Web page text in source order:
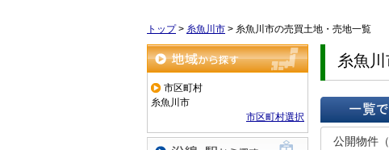
トップ> 糸魚川市 > 糸魚川市の売買土地・売地一覧
地域から探す
市区町村
糸魚川市
市区町村選択
糸魚
一覧で表示
公開物件（